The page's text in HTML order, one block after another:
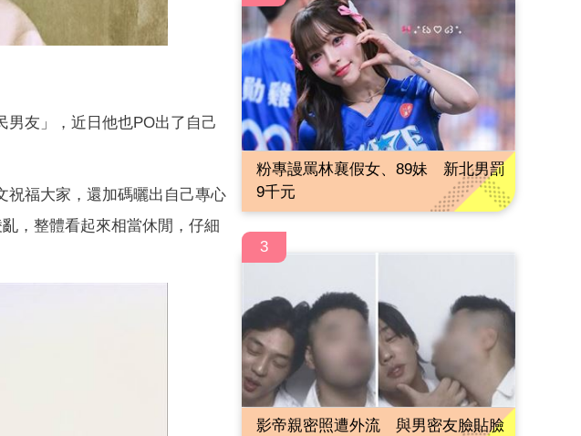
友」，近日他也PO出了自己
祝福大家，還加碼曬出自己專心
，整體看起來相當休閒，仔細
粉專謾罵林襄假女、89妹 新北男罰
9千元
3
影帝親密照遭外流 與男密友臉貼臉